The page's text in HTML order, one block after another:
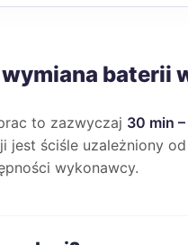
baterii
to zazwyczaj 30 min
jest ściśle uzależniony
wykonawcy.